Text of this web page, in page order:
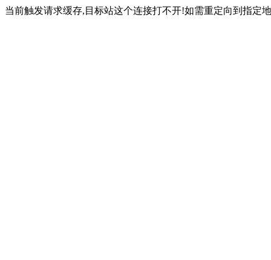
当前触发请求缓存,目标站这个连接打不开!如需重定向到指定